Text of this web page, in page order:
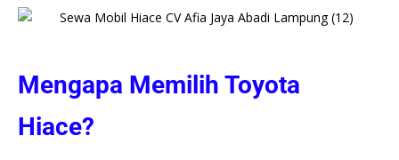
Mengapa Memilih Toyota
Hiace?